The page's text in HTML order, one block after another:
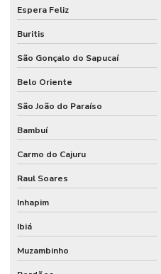
Espera Feliz
Buritis
São Gonçalo do Sapucaí
Belo Oriente
São João do Paraíso
Bambuí
Carmo do Cajuru
Raul Soares
Inhapim
Ibiá
Muzambinho